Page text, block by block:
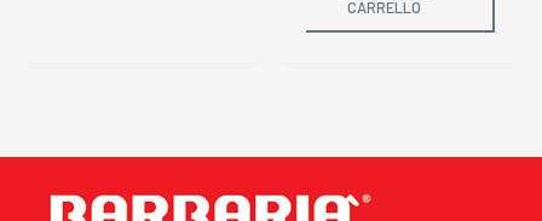
CARRELLO